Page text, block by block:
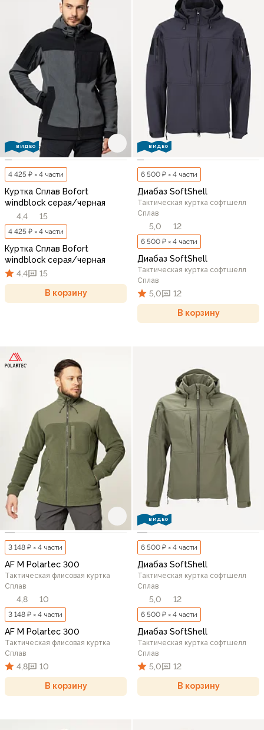
ВИДЕО
4 425 ₽ × 4 части
Куртка Сплав Bofort
windblock серая/черная
4,4
15
4 425 ₽ × 4 части
Куртка Сплав Bofort
windblock серая/черная
4,4
15
В корзину
ВИДЕО
6 500 ₽ × 4 части
Диабаз SoftShell
Тактическая куртка софтшелл
Сплав
5,0 12
6 500 ₽ × 4 части
Диабаз SoftShell
Тактическая куртка софтшелл
Сплав
5,0 12
В корзину
3 148 ₽ × 4 части
AF M Polartec 300
Тактическая флисовая куртка
Сплав
4,8 10
3 148 ₽ × 4 части
AF M Polartec 300
Тактическая флисовая куртка
Сплав
4,8 10
В корзину
ВИДЕО
6 500 ₽ × 4 части
Диабаз SoftShell
Тактическая куртка софтшелл
Сплав
5,0 12
6 500 ₽ × 4 части
Диабаз SoftShell
Тактическая куртка софтшелл
Сплав
5,0 12
В корзину